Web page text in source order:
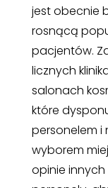
jest obecnie
rosnącą
pacjentów.
licznych
salonach
które
personelem i
wyborem
opinie